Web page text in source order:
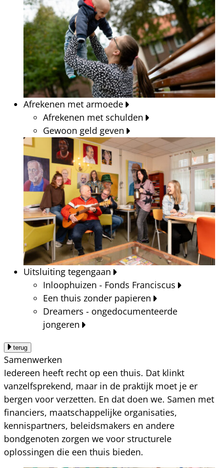
Afrekenen met armoede
Afrekenen met schulden
Gewoon geld geven
Uitsluiting tegengaan
Inloophuizen - Fonds Franciscus
Een thuis zonder papieren
Dreamers - ongedocumenteerde
jongeren
terug
Samenwerken
Iedereen heeft recht op een thuis. Dat klinkt
vanzelfsprekend, maar in de praktijk moet je er
bergen voor verzetten. En dat doen we. Samen met
financiers, maatschappelijke organisaties,
kennispartners, beleidsmakers en andere
bondgenoten zorgen we voor structurele
oplossingen die een thuis bieden.